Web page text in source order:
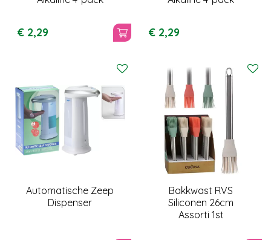
€ 2,29 € 2,29
Automatische Zeep
Dispenser
Bakkwast RVS
Siliconen 26cm
Assorti 1st